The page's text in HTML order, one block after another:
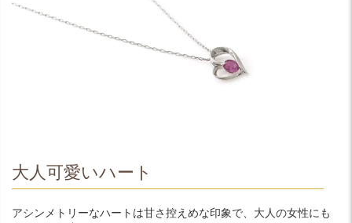
大人可愛いハート
アシンメトリーなハートは甘さ控えめな印象で、大人の女性にも